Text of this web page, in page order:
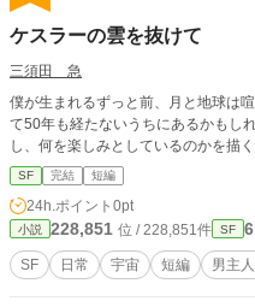
ケスラーの雲を抜けて
三須田 急
僕が生まれるずっと前、月と地球は喧嘩別れした。 我々
て50年も経たないうちにあるかもし
し、何を楽しみとしているのかを描く
SF 完結 短編
24h.ポイント 0pt
小説 228,851 位 / 228,851件 SF
SF 日常 宇宙 短編 男主